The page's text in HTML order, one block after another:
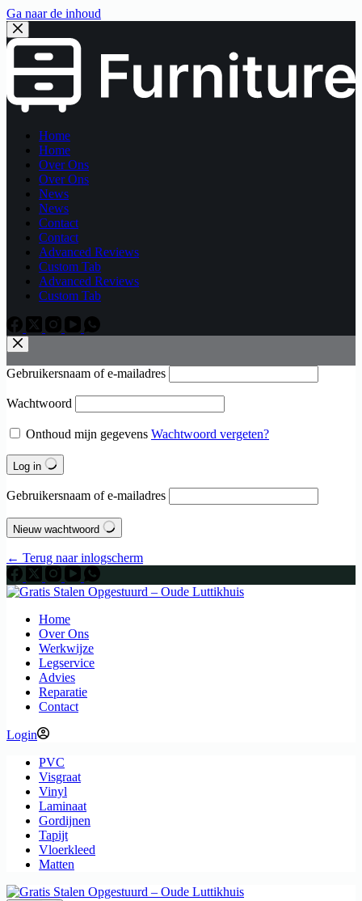
Ga naar de inhoud
Home
Home
Over Ons
Over Ons
News
News
Contact
Contact
Advanced Reviews
Custom Tab
Advanced Reviews
Custom Tab
Gebruikersnaam of e-mailadres
Wachtwoord
Onthoud mijn gegevens Wachtwoord vergeten?
Log in
Gebruikersnaam of e-mailadres
Nieuw wachtwoord
← Terug naar inlogscherm
Home
Over Ons
Werkwijze
Legservice
Advies
Reparatie
Contact
Login
PVC
Visgraat
Vinyl
Laminaat
Gordijnen
Tapijt
Vloerkleed
Matten